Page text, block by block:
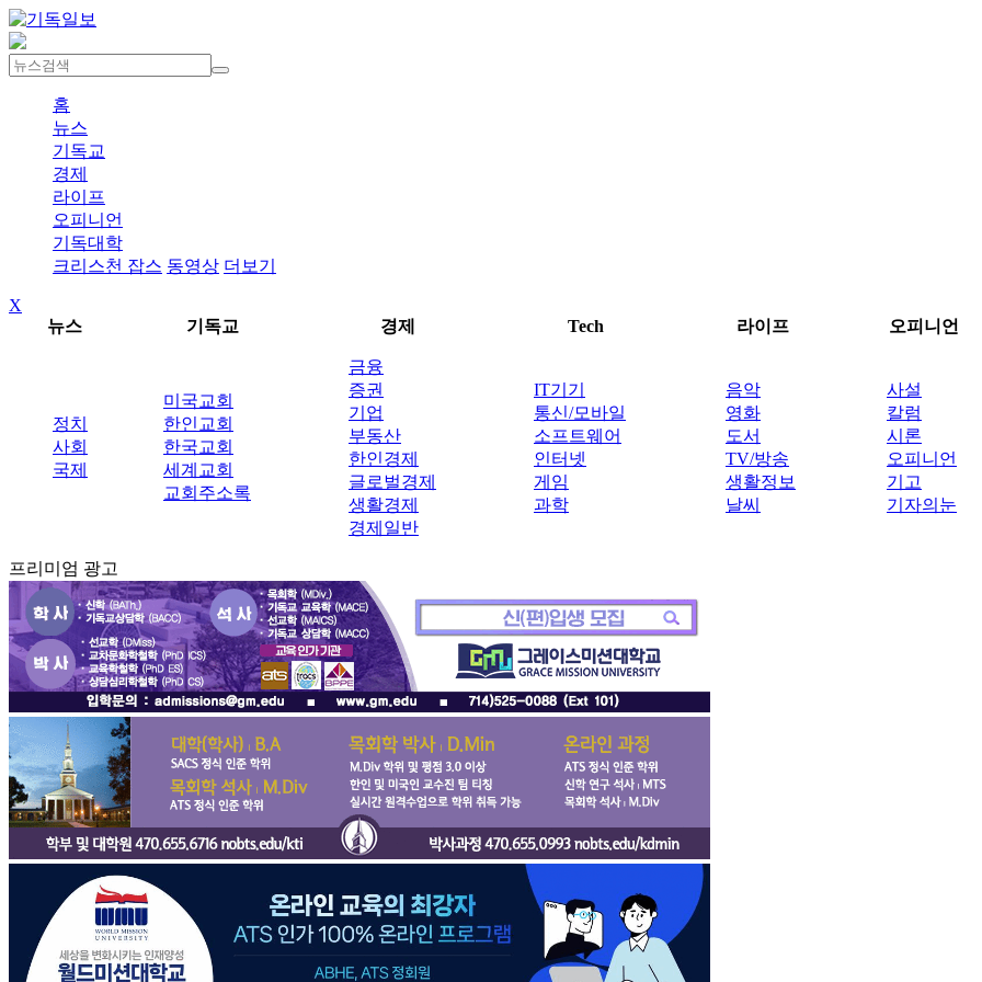
홈
뉴스
기독교
경제
라이프
오피니언
기독대학
크리스천 잡스 동영상 더보기
X
뉴스
기독교 경제 Tech 라이프 오피니언
정치
사회
국제
미국교회
한인교회
한국교회
세계교회
교회주소록
금융
증권
기업
부동산
한인경제
글로벌경제
생활경제
경제일반
IT기기
통신/모바일
소프트웨어
인터넷
게임
과학
음악
영화
도서
TV/방송
생활정보
날씨
사설
칼럼
시론
오피니언
기고
기자의눈
프리미엄 광고